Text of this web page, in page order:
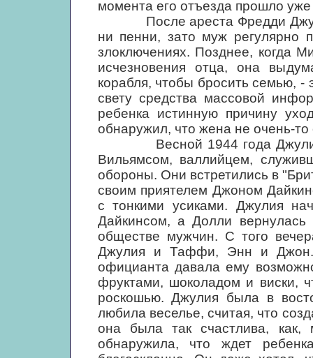
момента его отъезда прошло
После ареста Фредди
ни пенни, зато муж регулярно
злоключениях. Позднее, когда
исчезновения отца, она
корабля, чтобы бросить семью, -
свету средства массовой
ребенка истинную причину
обнаружил, что жена не очень-то
Весной 1944 года Джулия
Вильямсом, валлийцем,
обороны. Они встретились в
своим приятелем Джоном
с тонкими усиками. Джулия
Дайкинсом, а Долли вернулась
обществе мужчин. С того
Джулия и Таффи, Энн и Джон.
официанта давала ему
фруктами, шоколадом и виски,
роскошью. Джулия была в
любила веселье, считая, что
она была так счастлива,
обнаружила, что ждет